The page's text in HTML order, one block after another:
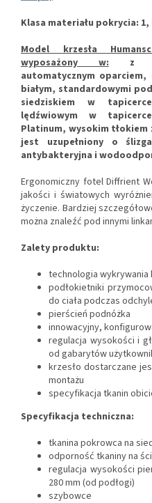
Klasa materiału pokrycia:
Model krzesła
wyposażony w:
z
automatycznym
białym, standardowymi
siedziskiem w
lędźwiowym w
Platinum, wysokim
jest uzupełniony o
antybakteryjna i
Ergonomiczny fotel Diffrient
jakości i światowych
życzenie. Bardziej
można znaleźć pod innymi
Zalety produktu:
technologia wykrywania
podłokietniki
do ​​ciała podczas
pierścień podnóżka
innowacyjny,
regulacja wysokości i
od gabarytów
krzesło dostarczane
montażu
specyfikacja tkanin
Specyfikacja techniczna:
tkanina pokrowca na
odporność tkaniny na
regulacja wysokości
280 mm (od podłogi)
szybowce